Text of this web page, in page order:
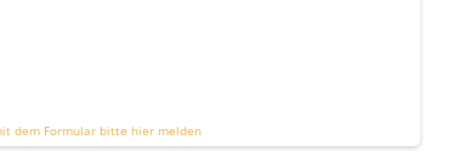
dem Formular bitte hier melden